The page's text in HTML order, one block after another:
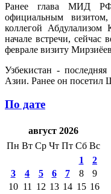
Ранее глава МИД
официальным
коллегой
начале встречи, сейчас
феврале визиту
Узбекистан -
Азии. Ранее он
По дате
август 2026
Пн Вт Ср Чт Пт Сб Вс
1
2
3
4 5 6 7 8
9
10 11 12 13 14 15 16